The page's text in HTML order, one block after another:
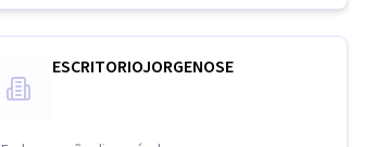
ESCRITORIOJORGENOSE